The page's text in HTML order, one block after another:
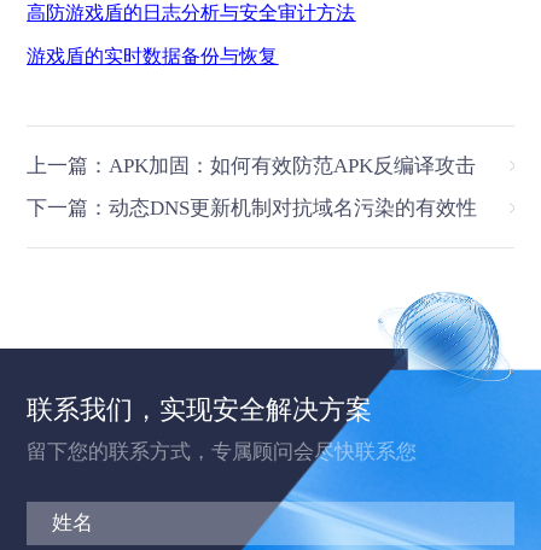
高防游戏盾的日志分析与安全审计方法
游戏盾的实时数据备份与恢复
上一篇：APK加固：如何有效防范APK反编译攻击
下一篇：动态DNS更新机制对抗域名污染的有效性
联系我们，实现安全解决方案
留下您的联系方式，专属顾问会尽快联系您